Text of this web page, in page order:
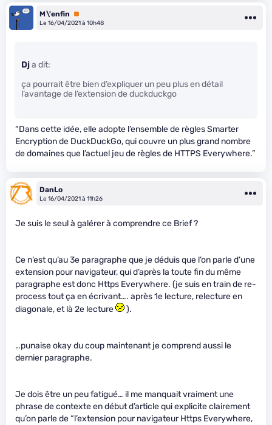
M\'enfin
Premium
Le 16/04/2021 à 10h48
Dja dit:
ça pourrait être bien d’expliquer un peu plus en détail
l’avantage de l’extension de duckduckgo
“Dans cette idée, elle adopte l’ensemble de règles Smarter
Encryption de DuckDuckGo, qui couvre un plus grand nombre
de domaines que l’actuel jeu de règles de HTTPS Everywhere.”
DanLo
Le 16/04/2021 à 11h26
Je suis le seul à galérer à comprendre ce Brief ?
Ce n’est qu’au 3e paragraphe que je déduis que l’on parle d’une
extension pour navigateur, qui d’après la toute fin du même
paragraphe est donc Https Everywhere. (je suis en train de re-
process tout ça en écrivant…. après 1e lecture, relecture en
diagonale, et là 2e lecture
).
…punaise okay du coup maintenant je comprend aussi le
dernier paragraphe.
Je dois être un peu fatigué… il me manquait vraiment une
phrase de contexte en début d’article qui explicite clairement
qu’on parle de “l’extension pour navigateur Https Everywhere,